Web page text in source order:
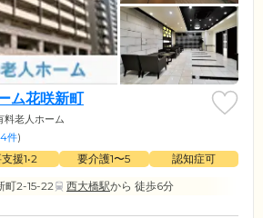
ム花咲新町
料老人ホーム
件)
援1•2 要介護1〜5
認知症可
町2-15-22
西大橋駅から 徒歩6分